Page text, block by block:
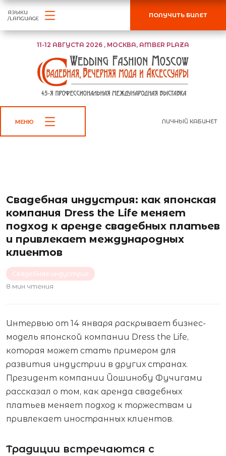
11-12 АВГУСТА 2026 , МОСКВА, AMBER PLAZA
ЛИЧНЫЙ КАБИНЕТ
ЯЗЫКИ
/LANGUAGE
ПОЛУЧИТЬ БИЛЕТ
МЕНЮ
Свадебная индустрия: как японская
компания Dress the Life меняет
подход к аренде свадебных платьев
и привлекает международных
клиентов
Свадебная индустрия
8 мин чтения
Интервью от 14 января раскрывает бизнес-
модель японской компании Dress the Life,
которая может стать примером для
развития индустрии в других странах.
Президент компании Йошинобу Фучигами
рассказал о том, как аренда свадебных
платьев меняет подход к торжествам и
привлекает иностранных клиентов.
Традиции встречаются с